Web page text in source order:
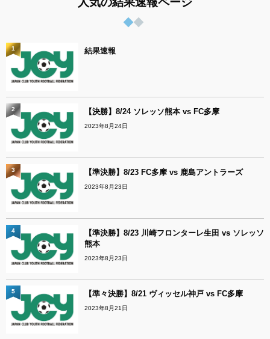
結果速報
1
【決勝】8/24 ソレッソ熊本 vs FC多摩
2023年8月24日
2
【準決勝】8/23 FC多摩 vs 鹿島アントラーズ
2023年8月23日
3
【準決勝】8/23 川崎フロンターレ生田 vs ソレッソ
熊本
2023年8月23日
4
【準々決勝】8/21 ヴィッセル神戸 vs FC多摩
2023年8月21日
5